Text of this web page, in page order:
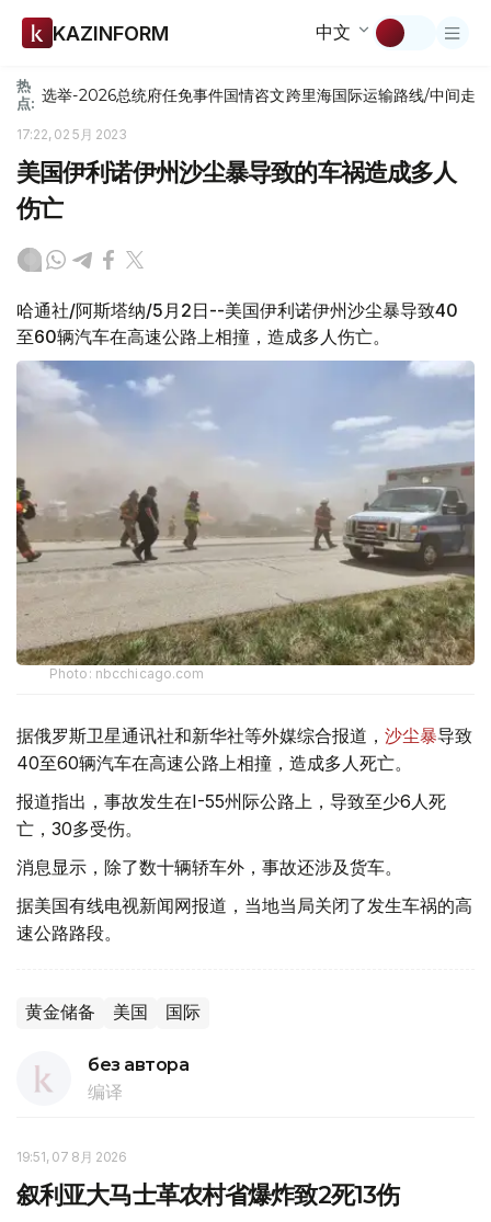
KAZINFORM 中文
热
点: 选举-2026总统府任免事件国情咨文跨里海国际运输路线/中间走廊
17:22, 02 5月 2023
美国伊利诺伊州沙尘暴导致的车祸造成多人
伤亡
哈通社/阿斯塔纳/5月2日--美国伊利诺伊州沙尘暴导致40
至60辆汽车在高速公路上相撞，造成多人伤亡。
Photo: nbcchicago.com
据俄罗斯卫星通讯社和新华社等外媒综合报道， 沙尘暴导致
40至60辆汽车在高速公路上相撞，造成多人死亡。
报道指出，事故发生在I-55州际公路上，导致至少6人死
亡，30多受伤。
消息显示，除了数十辆轿车外，事故还涉及货车。
据美国有线电视新闻网报道，当地当局关闭了发生车祸的高
速公路路段。
黄金储备 美国 国际
без автора
编译
19:51, 07 8月 2026
叙利亚大马士革农村省爆炸致2死13伤